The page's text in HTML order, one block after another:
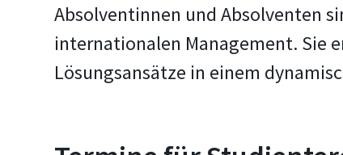
Absolventinnen und Absolventen
internationalen Management. Sie
Lösungsansätze in einem